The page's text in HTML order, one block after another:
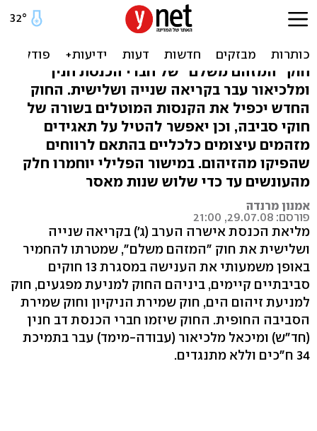
הכנסת אישרה: מי שיזהם -
חוק "המזהם משלם" של חברי הכנסת חנין
ומלכיאור עבר בקריאה שנייה ושלישית. החוק
החדש יכפיל את הקנסות המוטלים בשורה של
חוקי סביבה, וכן יאפשר להטיל על תאגידים
מזהמים עיצומים כלכליים בהתאם לרווחים
שהפיקו מהזיהום. במישור הפלילי יוחמרו חלק
מהעונשים עד כדי שלוש שנות מאסר
אמנון מרנדה
פורסם: 29.07.08, 21:00
מליאת הכנסת אישרה הערב (ג') בקריאה שנייה
ושלישית את חוק "המזהם משלם", שמטרתו להחמיר
באופן משמעותי את הענישה במסגרת 13 חוקים
סביבתיים קיימים, ביניהם החוק למניעת מפגעים, חוק
למניעת זיהום הים, חוק שמירת הניקיון וחוק שמירת
הסביבה החופית. החוק שיזמו חברי הכנסת דב חנין
(חד"ש) ומיכאל מלכיאור (עבודה-מימד) עבר בתמיכת
34 ח"כים וללא מתנגדים.